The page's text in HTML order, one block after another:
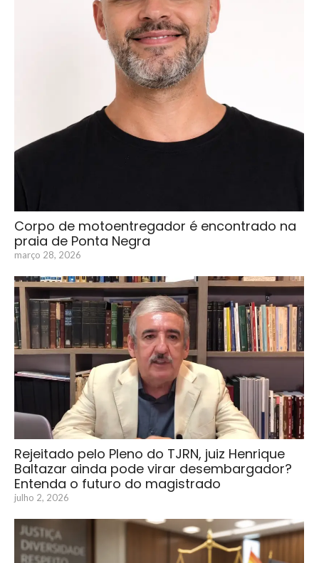
Corpo de motoentregador é encontrado na
praia de Ponta Negra
março 28, 2026
Rejeitado pelo Pleno do TJRN, juiz Henrique
Baltazar ainda pode virar desembargador?
Entenda o futuro do magistrado
julho 2, 2026